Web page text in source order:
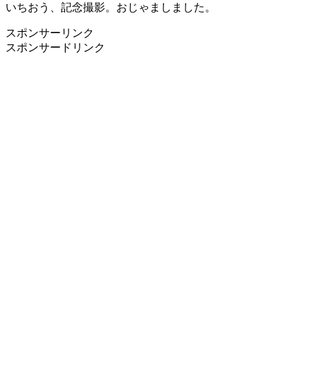
いちおう、記念撮影。おじゃましました。
スポンサーリンク
スポンサードリンク